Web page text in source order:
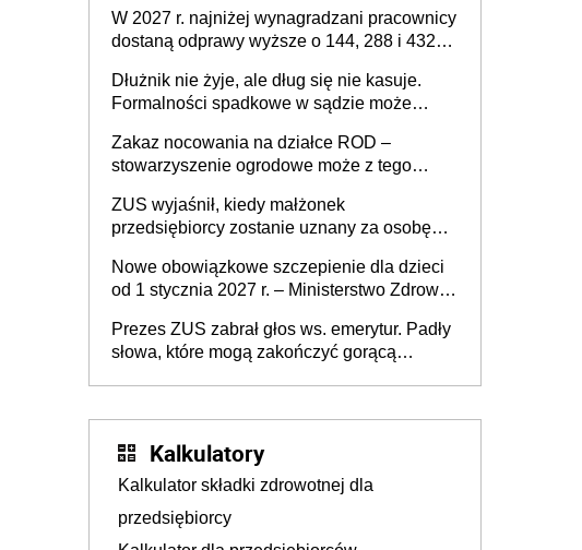
W 2027 r. najniżej wynagradzani pracownicy
dostaną odprawy wyższe o 144, 288 i 432
Dłużnik nie żyje, ale dług się nie kasuje.
Formalności spadkowe w sądzie może
zmarłego
Zakaz nocowania na działce ROD –
stowarzyszenie ogrodowe może z tego
działki (wypowiedzieć dzierżawę)?
ZUS wyjaśnił, kiedy małżonek
przedsiębiorcy zostanie uznany za osobę
Nowe obowiązkowe szczepienie dla dzieci
od 1 stycznia 2027 r. – Ministerstwo Zdrowia
2027 r.
Prezes ZUS zabrał głos ws. emerytur. Padły
słowa, które mogą zakończyć gorącą
Kalkulatory
Kalkulator składki zdrowotnej dla
przedsiębiorcy